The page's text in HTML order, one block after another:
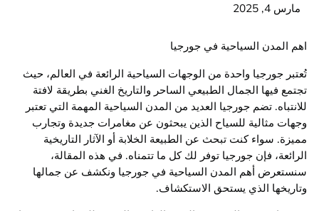
مارس 4, 2025
اهم المدن السياحية في جورجيا
تُعتبر جورجيا واحدة من الوجهات السياحية الرائعة في العالم، حيث
تجتمع فيها الجمال الطبيعي الساحر والتاريخ الغني بطريقة لافتة
للانتباه. تضم جورجيا العديد من المدن السياحية المهمة التي تعتبر
وجهات مثالية للسياح الذين يبحثون عن مغامرات جديدة وتجارب
مميزة. سواء كنت تبحث عن الطبيعة الخلابة أو الآثار التاريخية
الرائعة، فإن جورجيا توفر لك كل ما تتمناه. في هذه المقالة،
سنستعرض أهم المدن السياحية في جورجيا ونكشف عن جمالها
وتاريخها الذي يستحق الاستكشاف.